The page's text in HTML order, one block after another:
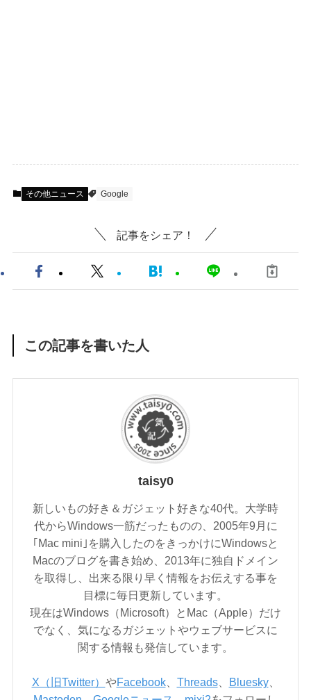
その他ニュース Google
記事をシェア！
この記事を書いた人
taisy0
新しいもの好き＆ガジェット好きな40代。大学時
代からWindows一筋だったものの、2005年9月に
｢Mac mini｣を購入したのをきっかけにWindowsと
Macのブログを書き始め、2013年に独自ドメイン
を取得し、出来る限り早く情報をお伝えする事を
目標に毎日更新しています。
現在はWindows（Microsoft）とMac（Apple）だけ
でなく、気になるガジェットやウェブサービスに
関する情報も発信しています。
X（旧Twitter） やFacebook、 Threads、 Bluesky、